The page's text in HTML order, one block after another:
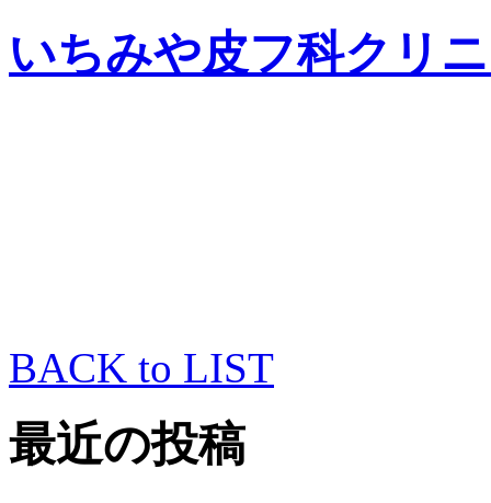
いちみや皮フ科クリ
BACK to LIST
最近の投稿